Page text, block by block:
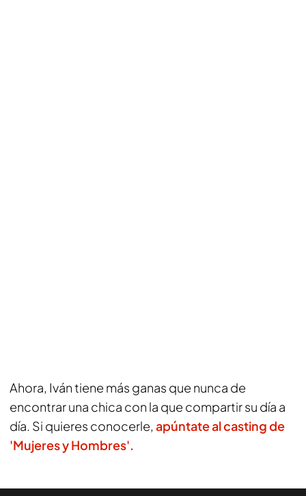
Ahora, Iván tiene más ganas que nunca de
encontrar una chica con la que compartir su día a
día. Si quieres conocerle, apúntate al casting de
'Mujeres y Hombres'.